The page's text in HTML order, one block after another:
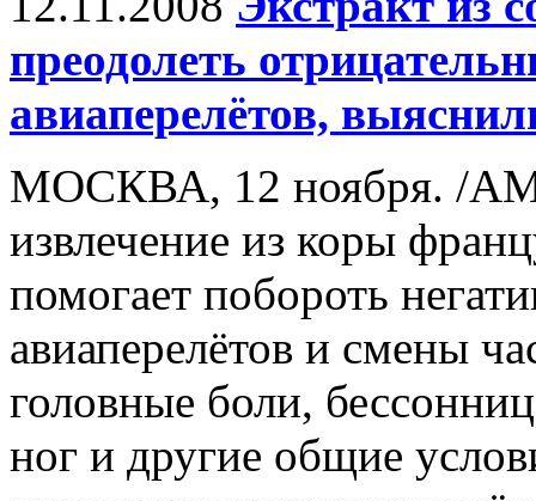
преодолеть
авиаперелётов,
МОСКВА, 12 ноября. /
извлечение из коры
помогает побороть
авиаперелётов и смены
головные боли,
ног и другие общие